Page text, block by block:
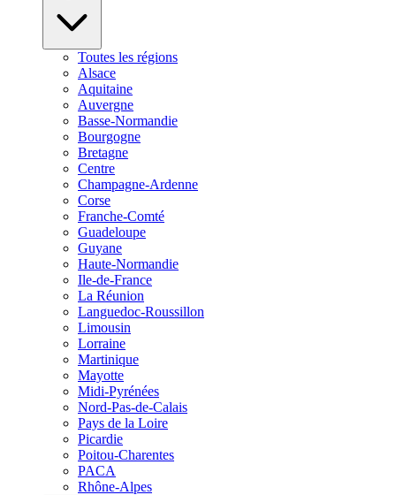
Toutes les régions
Alsace
Aquitaine
Auvergne
Basse-Normandie
Bourgogne
Bretagne
Centre
Champagne-Ardenne
Corse
Franche-Comté
Guadeloupe
Guyane
Haute-Normandie
Ile-de-France
La Réunion
Languedoc-Roussillon
Limousin
Lorraine
Martinique
Mayotte
Midi-Pyrénées
Nord-Pas-de-Calais
Pays de la Loire
Picardie
Poitou-Charentes
PACA
Rhône-Alpes